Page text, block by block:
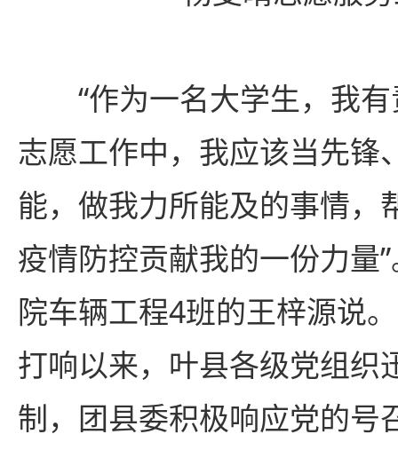
“作为一名大学生，我
志愿工作中，我应该当先锋
能，做我力所能及的事情，
疫情防控贡献我的一份力量
院车辆工程4班的王梓源说
打响以来，叶县各级党组织
制，团县委积极响应党的号